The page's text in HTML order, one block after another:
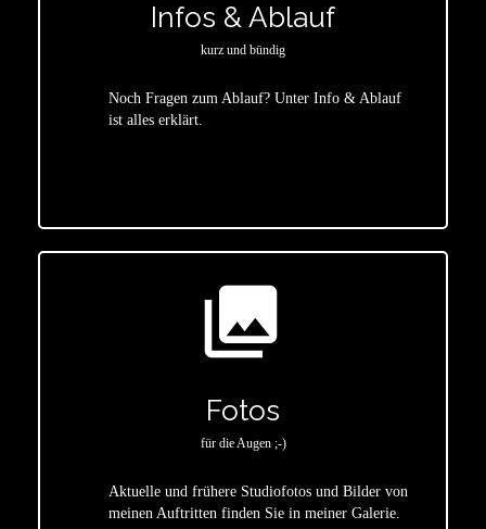
Infos & Ablauf
kurz und bündig
Noch Fragen zum Ablauf? Unter Info & Ablauf
ist alles erklärt.
photo_library
Fotos
für die Augen ;-)
Aktuelle und frühere Studiofotos und Bilder von
meinen Auftritten finden Sie in meiner Galerie.